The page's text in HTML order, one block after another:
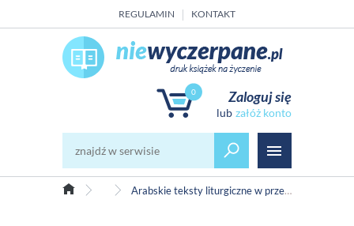
REGULAMIN KONTAKT
0 Zaloguj się
załóż konto
Kultury obce
Arabskie teksty liturgiczne w przekładzie na język polski Zagadnienia gramatyczne na materiale chutb świątecznych